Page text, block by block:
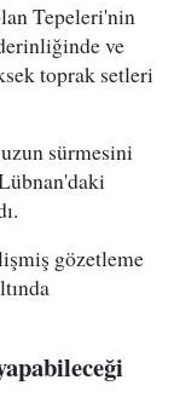
Tepeleri'nin
ve
toprak setleri
sürmesini
gözetleme